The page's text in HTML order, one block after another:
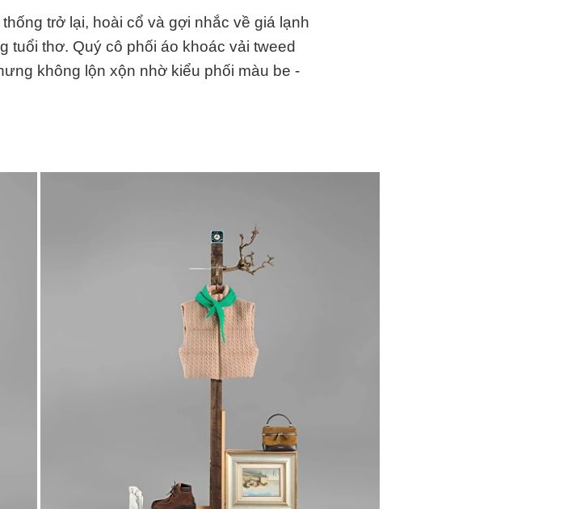
trở lại, hoài cổ và gợi nhắc về giá lạnh
tuổi thơ. Quý cô phối áo khoác vải tweed
không lộn xộn nhờ kiểu phối màu be -